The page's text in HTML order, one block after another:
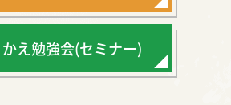
え勉強会(セミナー)